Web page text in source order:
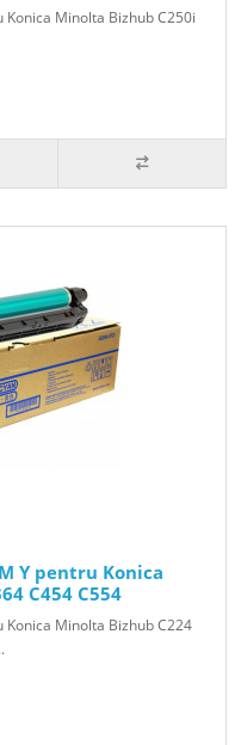
Minolta Bizhub C250i
Y pentru Konica
C454 C554
Konica Minolta Bizhub C224